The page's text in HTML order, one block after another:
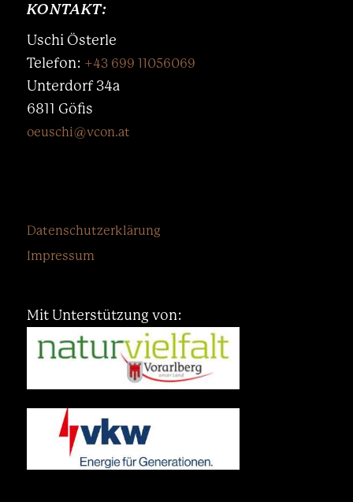
KONTAKT:
Uschi Österle
Telefon: +43 699 11056069
Unterdorf 34a
6811 Göfis
oeuschi@vcon.at
Datenschutzerklärung
Impressum
Mit Unterstützung von: